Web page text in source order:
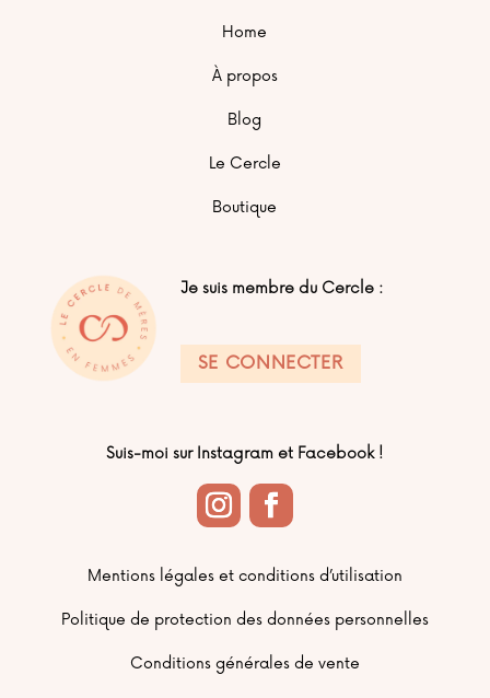
Home
À propos
Blog
Le Cercle
Boutique
Je suis membre du Cercle :
SE CONNECTER
Suis-moi sur Instagram et Facebook !
Mentions légales et conditions d’utilisation
Politique de protection des données personnelles
Conditions générales de vente